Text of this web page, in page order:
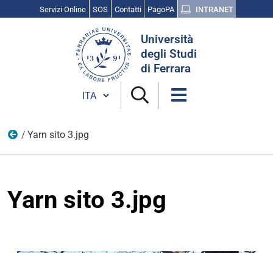
Servizi Online SOS Contatti PagoPA INTRANET
Università
degli Studi
di Ferrara
Cambia lingua
Vita universitaria
Yarn sito 3.jpg
Yarn sito 3.jpg